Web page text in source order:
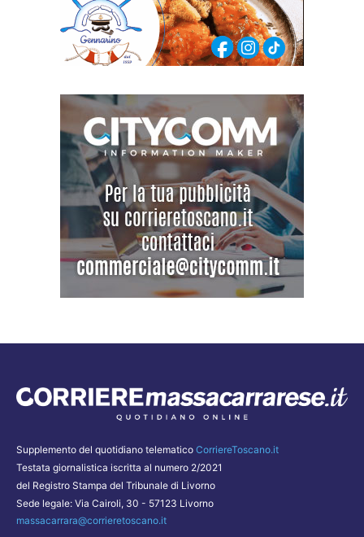
Supplemento del quotidiano telematico CorriereToscano.it
Testata giornalistica iscritta al numero 2/2021
del Registro Stampa del Tribunale di Livorno
Sede legale: Via Cairoli, 30 - 57123 Livorno
massacarrara@corrieretoscano.it